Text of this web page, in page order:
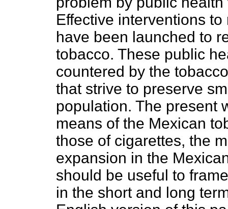
Effective interventions
have been launched to
tobacco. These public
countered by the
that strive to preserve
population. The present
means of the Mexican
those of cigarettes, the
expansion in the
should be useful to
in the short and long